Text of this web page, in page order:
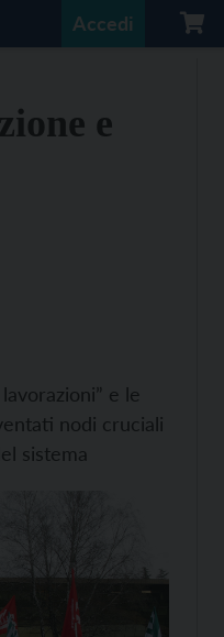
Accedi
e
e le
nodi cruciali
sistema